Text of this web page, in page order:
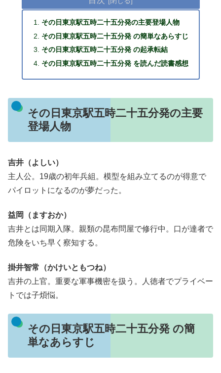
その日東京駅五時二十五分発の主要登場人物
その日東京駅五時二十五分発 の簡単なあらすじ
その日東京駅五時二十五分発 の起承転結
その日東京駅五時二十五分発 を読んだ読書感想
その日東京駅五時二十五分発の主要
登場人物
吉井（よしい）
主人公。19歳の初年兵組。模型を組み立てるのが得意で
パイロットになるのが夢だった。
益岡（ますおか）
吉井とは同期入隊。親類の昆布問屋で修行中。口が達者で
危険をいち早く察知する。
掛井智常（かけいともつね）
吉井の上官。重要な軍事機密を扱う。人徳者でプライベー
トでは子煩悩。
その日東京駅五時二十五分発 の簡
単なあらすじ